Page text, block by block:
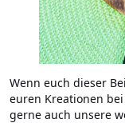
Wenn euch dieser
euren Kreationen bei
gerne auch unsere